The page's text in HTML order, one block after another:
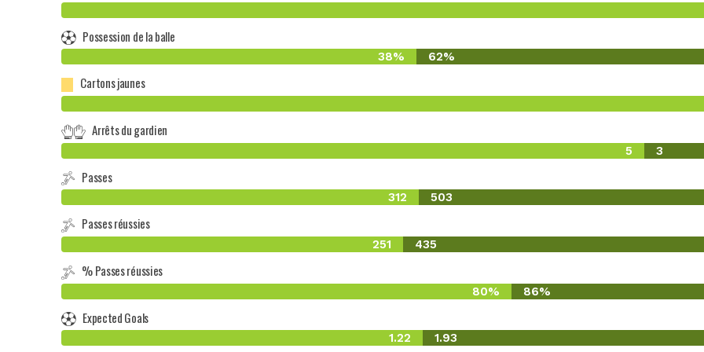
Possession de la balle
38% 62%
Cartons jaunes
Arrêts du gardien
5 3
Passes
312 503
Passes réussies
251 435
% Passes réussies
80% 86%
Expected Goals
1.22 1.93